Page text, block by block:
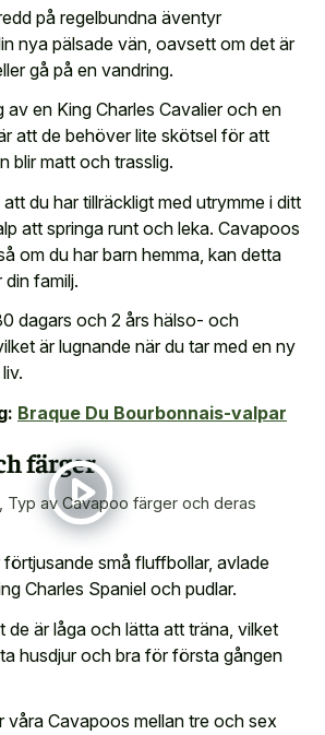
på regelbundna äventyr
nya pälsade vän, oavsett om det är
gå på en vandring.
av en King Charles Cavalier och en
att de behöver lite skötsel för att
blir matt och trasslig.
du har tillräckligt med utrymme i ditt
att springa runtoch leka. Cavapoos
om du har barn hemma, kan detta
familj.
dagars och 2 års hälso- och
är lugnande när du tar med en ny
Braque Du Bourbonnais-valpar
färger
Typ av Cavapoo färger och deras
små fluffbollar, avlade
Charles Spaniel och pudlar.
de är låga och lätta att träna, vilket
husdjur och bra för första gången
våra Cavapoos mellan tre och sex